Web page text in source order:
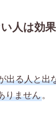
人は効
出る人と出
りません。